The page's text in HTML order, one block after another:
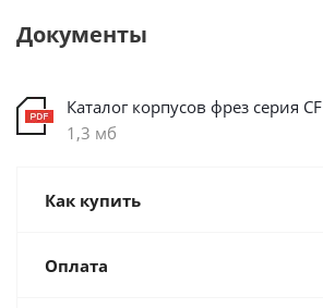
Документы
Каталог корпусов фрез серия CF
1,3 мб
Как купить
Оплата